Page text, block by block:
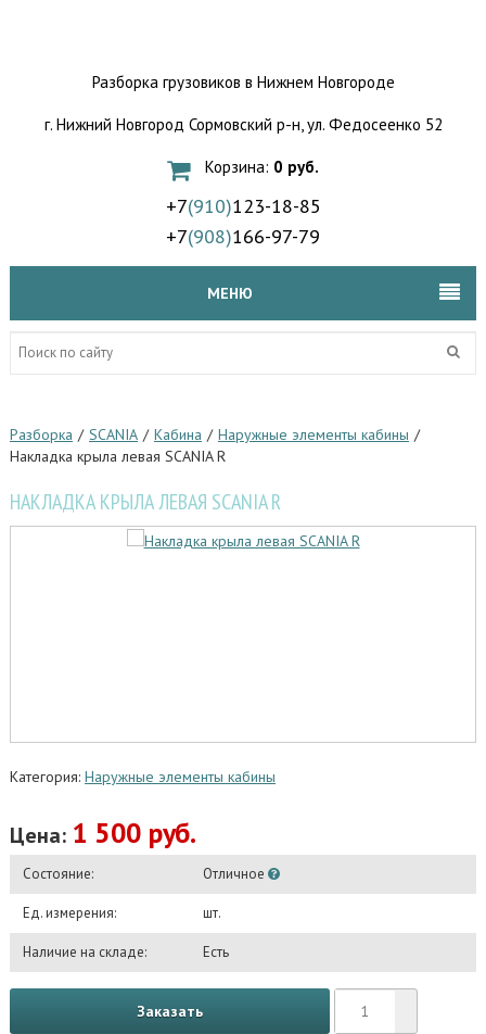
Разборка грузовиков в Нижнем Новгороде
г. Нижний Новгород Сормовский р-н,ул. Федосеенко 52
Корзина: 0 руб.
+7(910)123-18-85
+7(908)166-97-79
МЕНЮ
Разборка / SCANIA / Кабина / Наружные элементы кабины /
Накладка крыла левая SCANIA R
НАКЛАДКА КРЫЛА ЛЕВАЯ SCANIA R
Категория: Наружные элементы кабины
Цена: 1 500 руб.
Состояние: Отличное
Ед. измерения: шт.
Наличие на складе: Есть
Заказать